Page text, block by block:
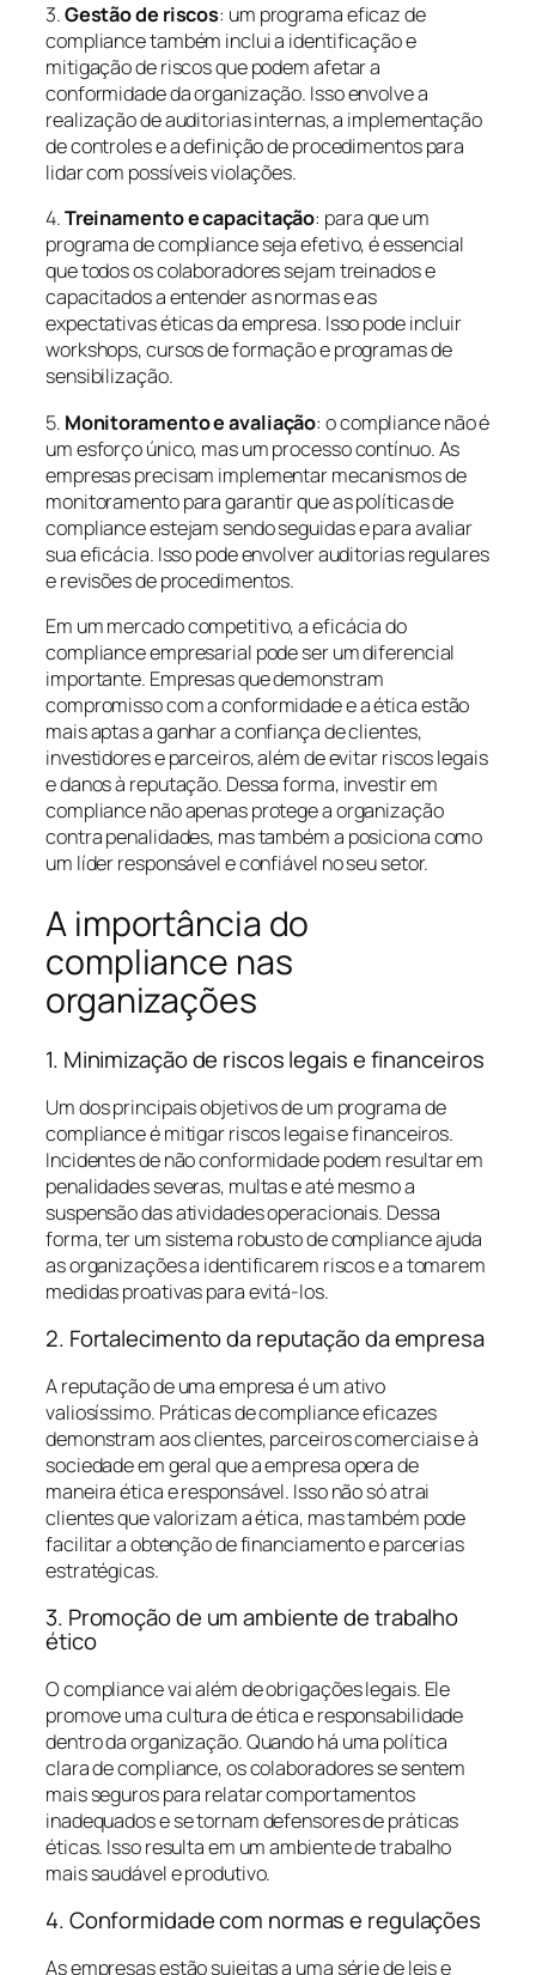
3.Gestão de riscos: um programa eficaz de
compliance também inclui a identificação e
mitigação de riscos que podem afetar a
conformidade da organização. Isso envolve a
realização de auditorias internas, a implementação
de controles e a definição de procedimentos para
lidar com possíveis violações.
4.Treinamento e capacitação: para que um
programa de compliance seja efetivo, é essencial
que todos os colaboradores sejam treinados e
capacitados a entender as normas e as
expectativas éticas da empresa. Isso pode incluir
workshops, cursos de formação e programas de
sensibilização.
5. Monitoramento e avaliação: o compliance não é
um esforço único, mas um processo contínuo. As
empresas precisam implementar mecanismos de
monitoramento para garantir que as políticas de
compliance estejam sendo seguidas e para avaliar
sua eficácia. Isso pode envolver auditorias regulares
e revisões de procedimentos.
Em um mercado competitivo, a eficácia do
compliance empresarial pode ser um diferencial
importante. Empresas que demonstram
compromisso com a conformidade e a ética estão
mais aptas a ganhar a confiança de clientes,
investidores e parceiros, além de evitar riscos legais
e danos à reputação. Dessa forma, investir em
compliance não apenas protege a organização
contra penalidades, mas também a posiciona como
um líder responsável e confiável no seu setor.
A importância do
compliance nas
organizações
1. Minimização de riscos legais e financeiros
Um dos principais objetivos de um programa de
compliance é mitigar riscos legais e financeiros.
Incidentes de não conformidade podem resultar em
penalidades severas, multas e até mesmo a
suspensão das atividades operacionais. Dessa
forma, ter um sistema robusto de compliance ajuda
as organizações a identificarem riscos e a tomarem
medidas proativas para evitá-los.
2. Fortalecimento da reputação da empresa
A reputação de uma empresa é um ativo
valiosíssimo. Práticas de compliance eficazes
demonstram aos clientes, parceiros comerciais e à
sociedade em geral que a empresa opera de
maneira ética e responsável. Isso não só atrai
clientes que valorizam a ética, mas também pode
facilitar a obtenção de financiamento e parcerias
estratégicas.
3. Promoção de um ambiente de trabalho
ético
O compliance vai além de obrigações legais. Ele
promove uma cultura de ética e responsabilidade
dentro da organização. Quando há uma política
clara de compliance, os colaboradores se sentem
mais seguros para relatar comportamentos
inadequados e se tornam defensores de práticas
éticas. Isso resulta em um ambiente de trabalho
mais saudável e produtivo.
4. Conformidade com normas e regulações
As empresas estão sujeitas a uma série de leis e